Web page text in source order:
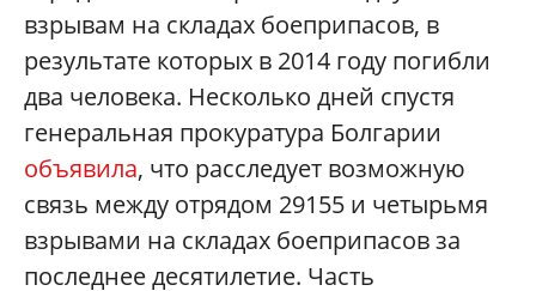
взрывам на складах боеприпасов, в
результате которых в 2014 году погибли
два человека. Несколько дней спустя
генеральная прокуратура Болгарии
объявила, что расследует возможную
связь между отрядом 29155 и четырьмя
взрывами на складах боеприпасов за
последнее десятилетие. Часть